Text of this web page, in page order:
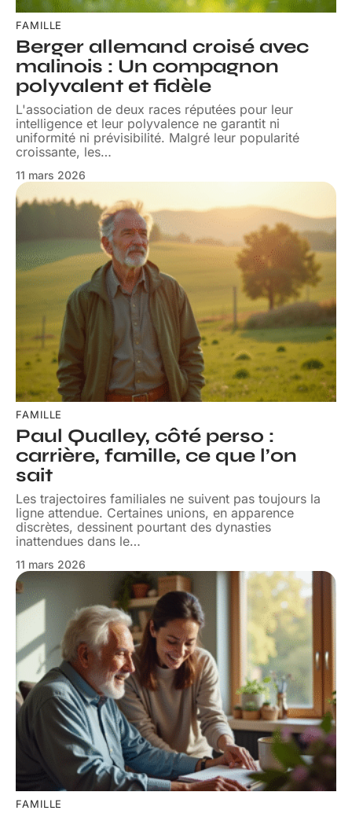
FAMILLE
Berger allemand croisé avec
malinois : Un compagnon
polyvalent et fidèle
L'association de deux races réputées pour leur
intelligence et leur polyvalence ne garantit ni
uniformité ni prévisibilité. Malgré leur popularité
croissante, les…
11 mars 2026
FAMILLE
Paul Qualley, côté perso :
carrière, famille, ce que l’on
sait
Les trajectoires familiales ne suivent pas toujours la
ligne attendue. Certaines unions, en apparence
discrètes, dessinent pourtant des dynasties
inattendues dans le…
11 mars 2026
FAMILLE